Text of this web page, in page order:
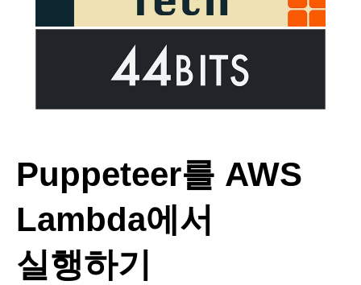
Puppeteer를 AWS
Lambda에서
실행하기